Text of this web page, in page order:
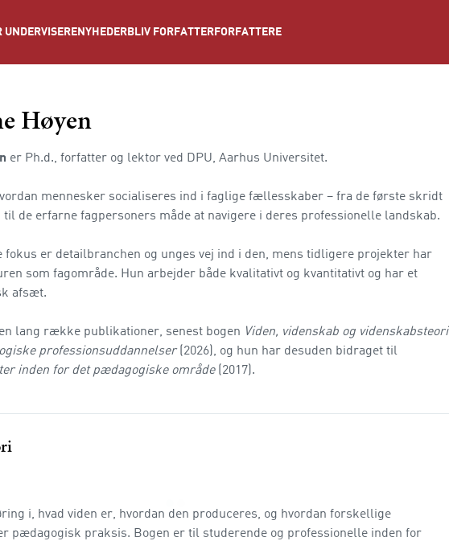
UNDERVISERE NYHEDER BLIV FORFATTER FORFATTERE
Høyen
er Ph.d., forfatter og lektor ved DPU, Aarhus Universitet.
mennesker socialiseres ind i faglige fællesskaber – fra de første skridt
til de erfarne fagpersoners måde at navigere i deres professionelle landskab.
fokus er detailbranchen og unges vej ind i den, mens tidligere projekter har
som fagområde. Hun arbejder både kvalitativt og kvantitativt og har et
afsæt.
lang række publikationer, senest bogen Viden, videnskab og videnskabsteori
professionsuddannelser (2026), og hun har desuden bidraget til
inden for det pædagogiske område(2017).
i, hvad viden er, hvordan den produceres, og hvordan forskellige
pædagogisk praksis. Bogen er til studerende og professionelle inden for